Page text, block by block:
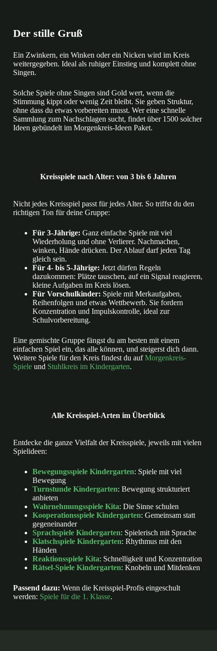
Der stille Gruß
Ein Zwinkern, ein Winken oder ein Nicken wird im Kreis
weitergegeben. Ideal als ruhiger Einstieg und komplett ohne
Singen.
Solche Spiele ohne Singen sind Gold wert, wenn die
Stimmung kippt oder wenig Zeit bleibt. Sie geben Struktur,
ohne dass du etwas vorbereiten musst. Wer eine schnelle
Sammlung zum Nachschlagen sucht, findet über 1500 solcher
Ideen gebündelt im Morgenkreis-Ideen Paket.
Kreisspiele nach Alter: von 3 bis 6 Jahren
Nicht jedes Kreisspiel passt für jedes Alter. So triffst du den
richtigen Ton für deine Gruppe:
Für 3-Jährige: Ganz einfache Spiele mit viel
Wiederholung und ohne Verlierer. Nachmachen,
winken, Hände drücken. Der Ablauf darf jeden Tag
gleich sein.
Für 4- bis 5-Jährige: Jetzt dürfen Regeln
dazukommen: Plätze tauschen, auf ein Signal reagieren,
kleine Aufgaben im Kreis lösen.
Für Vorschulkinder: Spiele mit Merkaufgaben,
Reihenfolgen und etwas Wettbewerb. Sie fordern
Konzentration und Impulskontrolle, ideal zur
Schulvorbereitung.
Eine gemischte Gruppe fängst du am besten mit einem
einfachen Spiel ein, das alle können, und steigerst dich dann.
Weitere Spiele für den Kreis findest du aufMorgenkreis-
Spieleund Stuhlkreis im Kindergarten.
Alle Kreisspiel-Arten im Überblick
Entdecke die ganze Vielfalt der Kreisspiele, jeweils mit vielen
Spielideen:
Bewegungsspiele Kindergarten: Spiele mit viel
Bewegung
Turnstunde Kindergarten: Bewegung strukturiert
anbieten
Wahrnehmungsspiele Kita: Die Sinne schulen
Kooperationsspiele Kindergarten: Gemeinsam statt
gegeneinander
Sprachspiele Kindergarten: Spielerisch mit Sprache
Klatschspiele Kindergarten: Rhythmus mit den
Händen
Reaktionsspiele Kita: Schnelligkeit und Konzentration
Rätsel-Spiele Kindergarten: Knobeln und Mitdenken
Passend dazu: Wenn die Kreisspiel-Profis eingeschult
werden: Spiele für die 1. Klasse.